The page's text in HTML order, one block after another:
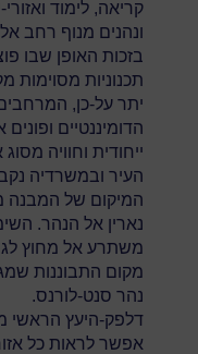
קריאה, לימוד
ונהנים מנוף רחב
בזכות האופן שבו
תכנוניות מסוימות
יתר על-כן,
הדומיננטיים
ייחודית וחוויה
העיר ובמשרדיה
המיקום של המבנה
נארין אל הנהר.
משתרע אל מחוץ
מקום התבוננות
נהר סנט-לורנס.
דלפק-היעץ הראשי
אפשר לראות כל